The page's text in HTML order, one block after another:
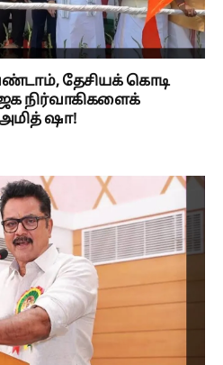
தேசியக் கொடி
நிர்வாகிகளைக்
ஷா!